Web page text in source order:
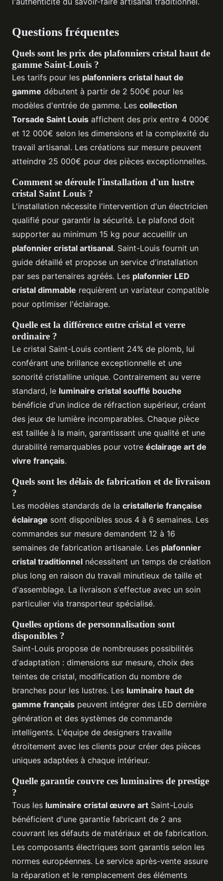
Questions fréquentes
Quels sont les prix des plafonniers cristal haut de
gamme Saint-Louis ?
Les tarifs pour les plafonniers cristal haut de
gamme débutent à partir de 2 500€ pour les
modèles d'entrée de gamme. Les collection
Torsade Saint Louis affichent des prix entre 4 000€
et 12 000€ selon les dimensions et la complexité du
travail artisanal. Les créations sur mesure peuvent
atteindre 25 000€ pour des pièces exceptionnelles.
Comment se déroule l'installation d'un lustre
cristal Saint Louis ?
L'installation nécessite l'intervention d'un électricien
qualifié pour garantir la sécurité. Le plafond doit
supporter au minimum 15 kg pour accueillir un
plafonnier cristal artisanal. Saint-Louis fournit un
guide détaillé et propose un service d'installation
par ses partenaires agréés. Les plafonnier LED
cristal dimmable requièrent un variateur compatible
pour optimiser l'éclairage.
Quelle est la différence entre cristal et verre
ordinaire ?
Le cristal Saint-Louis contient 24% de plomb, lui
conférant une brillance exceptionnelle et une
sonorité cristalline unique. Contrairement au verre
standard, le luminaire cristal soufflé bouche
bénéficie d'un indice de réfraction supérieur, créant
des jeux de lumière incomparables. Chaque pièce
est taillée à la main, garantissant une qualité et une
durabilité remarquables pour votre éclairage art de
vivre français.
Quels sont les délais de fabrication et de livraison
?
Les modèles standards de la cristallerie française
éclairage sont disponibles sous 4 à 6 semaines. Les
commandes sur mesure demandent 12 à 16
semaines de fabrication artisanale. Les plafonnier
cristal traditionnel nécessitent un temps de création
plus long en raison du travail minutieux de taille et
d'assemblage. La livraison s'effectue avec un soin
particulier via transporteur spécialisé.
Quelles options de personnalisation sont
disponibles ?
Saint-Louis propose de nombreuses possibilités
d'adaptation : dimensions sur mesure, choix des
teintes de cristal, modification du nombre de
branches pour les lustres. Les luminaire haut de
gamme français peuvent intégrer des LED dernière
génération et des systèmes de commande
intelligents. L'équipe de designers travaille
étroitement avec les clients pour créer des pièces
uniques adaptées à chaque intérieur.
Quelle garantie couvre ces luminaires de prestige
?
Tous les luminaire cristal œuvre art Saint-Louis
bénéficient d'une garantie fabricant de 2 ans
couvrant les défauts de matériaux et de fabrication.
Les composants électriques sont garantis selon les
normes européennes. Le service après-vente assure
la réparation et le remplacement des éléments